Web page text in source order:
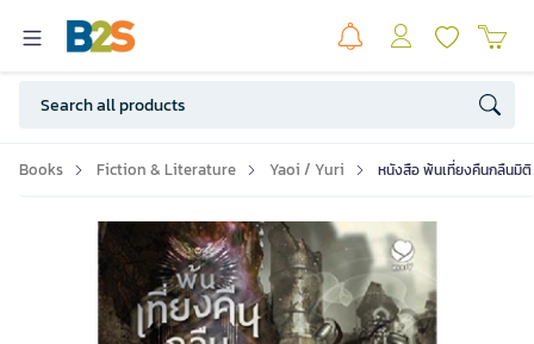
Books Fiction & Literature Yaoi / Yuri หนังสือ พ้นเที่ยงคืนกลืนมิติ